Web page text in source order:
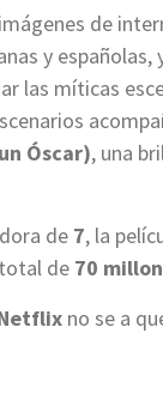
de
y
las míticas
Óscar), una
de 7, la
de 70
no se a